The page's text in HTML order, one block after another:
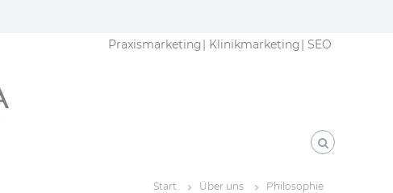
Praxismarketing Klinikmarketing SEO
Start Über uns Philosophie